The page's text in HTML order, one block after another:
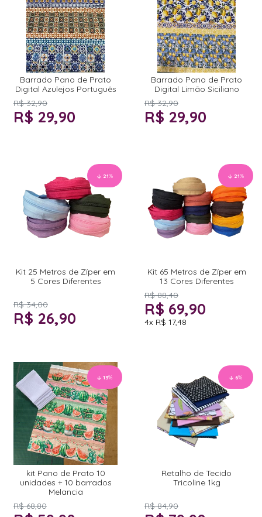
Barrado Pano de Prato
Digital Azulejos Português
R$ 32,90
R$ 29,90
Barrado Pano de Prato
Digital Limão Siciliano
R$ 32,90
R$ 29,90
21%
Kit 25 Metros de Zíper em
5 Cores Diferentes
R$ 34,00
R$ 26,90
21%
Kit 65 Metros de Zíper em
13 Cores Diferentes
R$ 88,40
R$ 69,90
4x R$ 17,48
13%
kit Pano de Prato 10
unidades + 10 barrados
Melancia
R$ 68,80
6%
Retalho de Tecido
Tricoline 1kg
R$ 84,90